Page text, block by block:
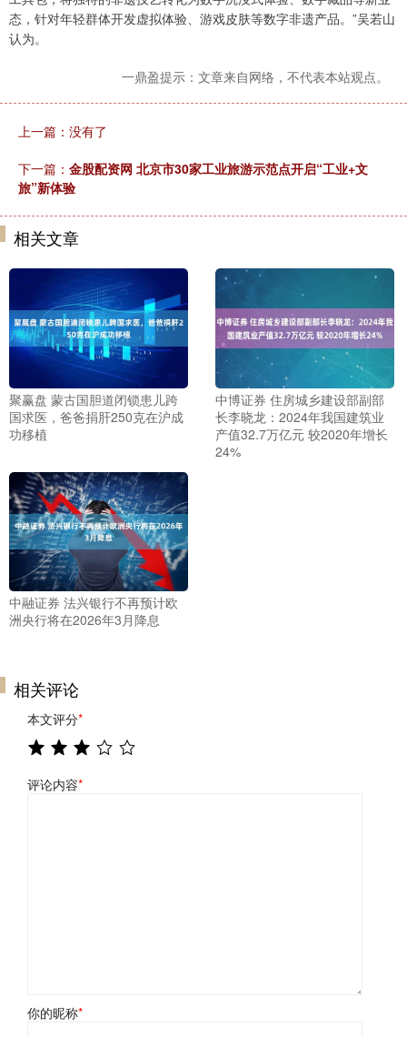
态，针对年轻群体开发虚拟体验、游戏皮肤等数字非遗产品。”吴若山
认为。
一鼎盈提示：文章来自网络，不代表本站观点。
上一篇：没有了
下一篇： 金股配资网 北京市30家工业旅游示范点开启“工业+文
旅”新体验
相关文章
聚赢盘 蒙古国胆道闭锁患儿跨
国求医，爸爸捐肝250克在沪成
功移植
中博证券 住房城乡建设部副部
长李晓龙：2024年我国建筑业
产值32.7万亿元 较2020年增长
24%
中融证券 法兴银行不再预计欧
洲央行将在2026年3月降息
相关评论
本文评分*
评论内容*
你的昵称*